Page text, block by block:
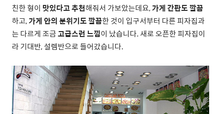
친한 형이 맛있다고 추천해줘서 가보았는데요,가게 간판도 깔끔
하고,가게 안의 분위기도 깔끔한 것이 입구서부터 다른 피자집과
는 다르게 조금고급스런 느낌이 났습니다. 새로 오픈한 피자집이
라 기대반, 설렘반으로 들어갔습니다.